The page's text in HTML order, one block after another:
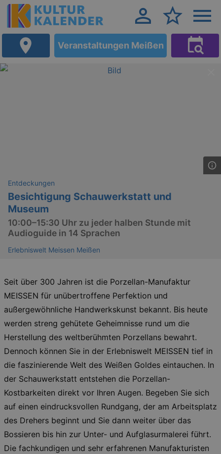
Veranstaltungen Meißen
Entdeckungen
Besichtigung Schauwerkstatt und
Museum
10:00–15:30 Uhr zu jeder halben Stunde mit
Audioguide in 14 Sprachen
Erlebniswelt Meissen Meißen
Seit über 300 Jahren ist die Porzellan-Manufaktur
MEISSEN für unübertroffene Perfektion und
außergewöhnliche Handwerkskunst bekannt. Bis heute
werden streng gehütete Geheimnisse rund um die
Herstellung des weltberühmten Porzellans bewahrt.
Dennoch können Sie in der Erlebniswelt MEISSEN tief in
die faszinierende Welt des Weißen Goldes eintauchen. In
der Schauwerkstatt entstehen die Porzellan-
Kostbarkeiten direkt vor Ihren Augen. Begeben Sie sich
auf einen eindrucksvollen Rundgang, der am Arbeitsplatz
des Drehers beginnt und Sie dann weiter über das
Bossieren bis hin zur Unter- und Aufglasurmalerei führt.
Die fachkundigen und sehr erfahrenen Manufakturisten